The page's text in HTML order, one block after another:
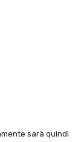
sarà quindi